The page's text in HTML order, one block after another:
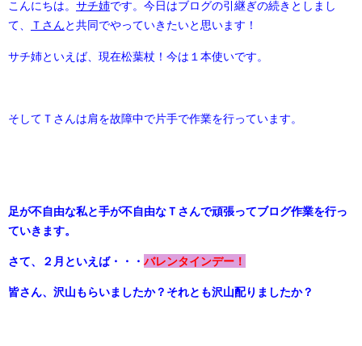
こんにちは。 サチ姉です。今日はブログの引継ぎの続きとしまし
て、
Ｔさんと共同でやっていきたいと思います！
サチ姉といえば、現在松葉杖！今は１本使いです。
そしてＴさんは肩を故障中で片手で作業を行っています。
足が不自由な私と手が不自由なＴさんで頑張ってブログ作業を行っ
ていきます。
さて、２月といえば・・・ バレンタインデー！
皆さん、沢山もらいましたか？それとも沢山配りましたか？